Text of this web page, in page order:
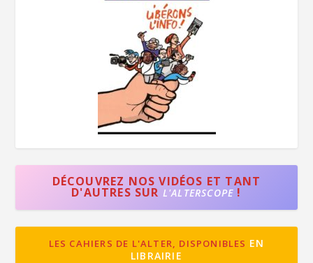
DÉCOUVREZ NOS VIDÉOS ET TANT
D'AUTRES SUR L'ALTERSCOPE !
LES CAHIERS DE L'ALTER, DISPONIBLES EN
LIBRAIRIE